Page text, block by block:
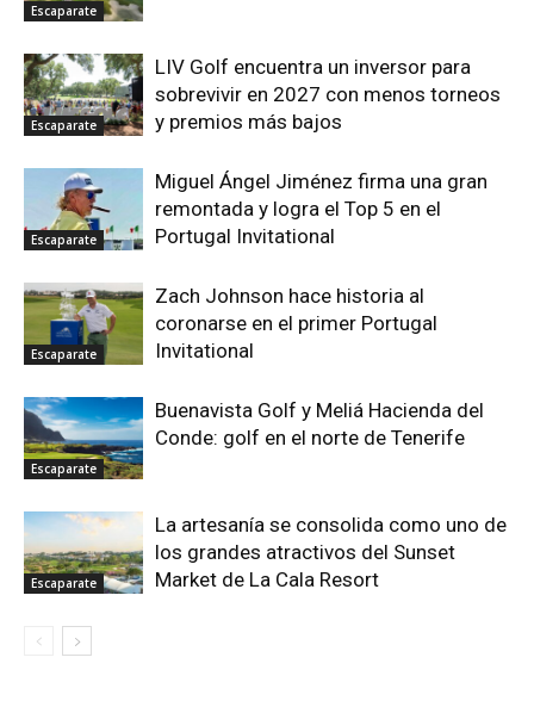
Escaparate
Escaparate
LIV Golf encuentra un inversor para
sobrevivir en 2027 con menos torneos
y premios más bajos
Escaparate
Miguel Ángel Jiménez firma una gran
remontada y logra el Top 5 en el
Portugal Invitational
Escaparate
Zach Johnson hace historia al
coronarse en el primer Portugal
Invitational
Escaparate
Buenavista Golf y Meliá Hacienda del
Conde: golf en el norte de Tenerife
Escaparate
La artesanía se consolida como uno de
los grandes atractivos del Sunset
Market de La Cala Resort